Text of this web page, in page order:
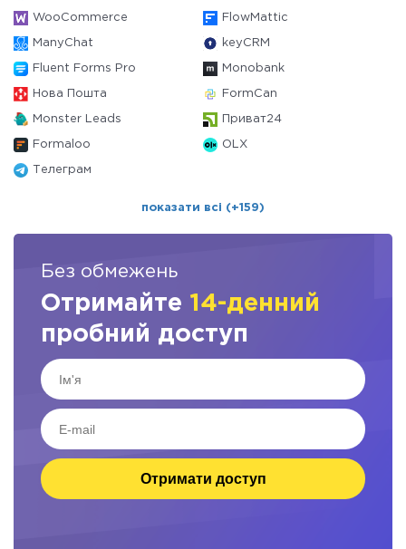
WooCommerce FlowMattic
ManyChat keyCRM
Fluent Forms Pro Monobank
Нова Пошта FormCan
Monster Leads Приват24
Formaloo OLX
Телеграм
показати всі (+159)
Без обмежень
Отримайте 14-денний
пробний доступ
Отримати доступ